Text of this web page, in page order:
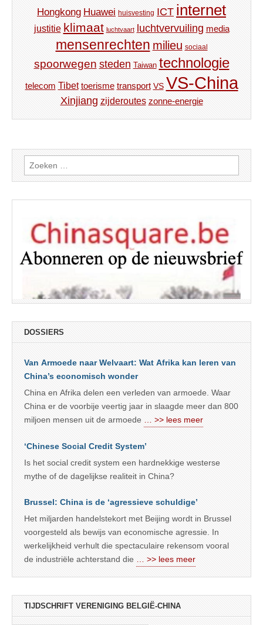
Hongkong Huawei huisvesting ICT internet
justitie klimaat luchtvaart luchtvervuiling media
mensenrechten milieu sociaal
spoorwegen steden Taiwan technologie
telecom Tibet toerisme transport VS VS-China
Xinjiang zijderoutes zonne-energie
Zoeken
naar:
DOSSIERS
Van Armoede naar Welvaart: Wat Afrika kan leren van
China’s economisch wonder
China en Afrika delen een verleden van armoede. Waar
China er de voorbije veertig jaar in slaagde meer dan 800
miljoen mensen uit de armoede
… >> lees meer
‘Chinese Social Credit System’
Is het social credit system een hardnekkige westerse
mythe of de dagelijkse realiteit in China?
Brussel: China is de ‘agressieve schuldige’
Het miljarden handelstekort met Beijing wordt in Brussel
voorgesteld als bewijs van economische agressie. In
werkelijkheid verhult die spectaculaire rekensom vooral
de industriële achterstand die
… >> lees meer
TIJDSCHRIFT VERENIGING BELGIË-CHINA